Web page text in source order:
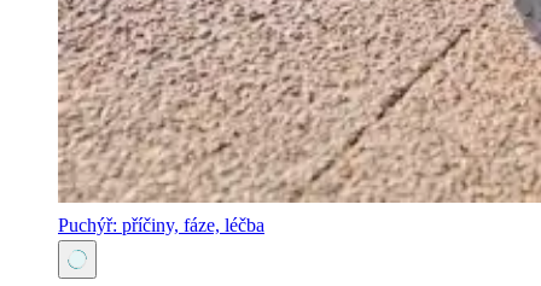
Puchýř: příčiny, fáze, léčba